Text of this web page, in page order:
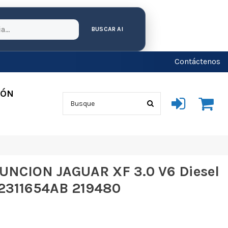
BUSCAR AI
Contáctenos
JAGUAR XF 3.0 V6 Diesel
219480